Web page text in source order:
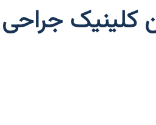
کلینیک جراحی